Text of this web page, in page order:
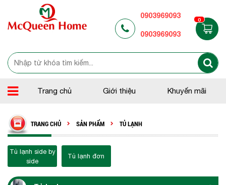
0903969093
0903969093
0
Trang chủ Giới thiệu Khuyến mãi
TRANG CHỦ SẢN PHẨM TỦ LẠNH
Tủ lạnh side by
side
Tủ lạnh đơn